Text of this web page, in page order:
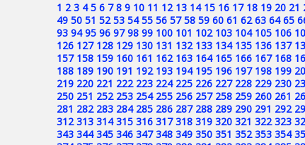
1 2 3 4 5 6 7 8 9 10 11 12 13 14 15 16 17 18 19 20 21
49 50 51 52 53 54 55 56 57 58 59 60 61 62 63 64 65
93 94 95 96 97 98 99 100 101 102 103 104 105 106
126 127 128 129 130 131 132 133 134 135 136 137
157 158 159 160 161 162 163 164 165 166 167 168
188 189 190 191 192 193 194 195 196 197 198 199
219 220 221 222 223 224 225 226 227 228 229 230
250 251 252 253 254 255 256 257 258 259 260 261
281 282 283 284 285 286 287 288 289 290 291 292
312 313 314 315 316 317 318 319 320 321 322 323
343 344 345 346 347 348 349 350 351 352 353 354